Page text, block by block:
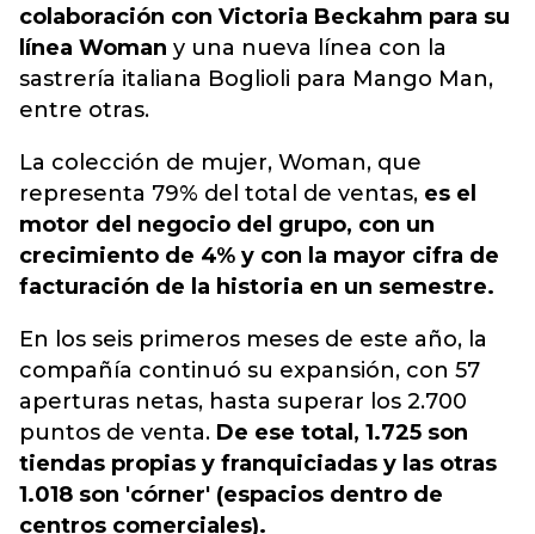
colaboración con Victoria Beckahm para su
línea Woman y una nueva línea con la
sastrería italiana Boglioli para Mango Man,
entre otras.
La colección de mujer, Woman, que
representa 79% del total de ventas, es el
motor del negocio del grupo, con un
crecimiento de 4% y con la mayor cifra de
facturación de la historia en un semestre.
En los seis primeros meses de este año, la
compañía continuó su expansión, con 57
aperturas netas, hasta superar los 2.700
puntos de venta. De ese total, 1.725 son
tiendas propias y franquiciadas y las otras
1.018 son 'córner' (espacios dentro de
centros comerciales).